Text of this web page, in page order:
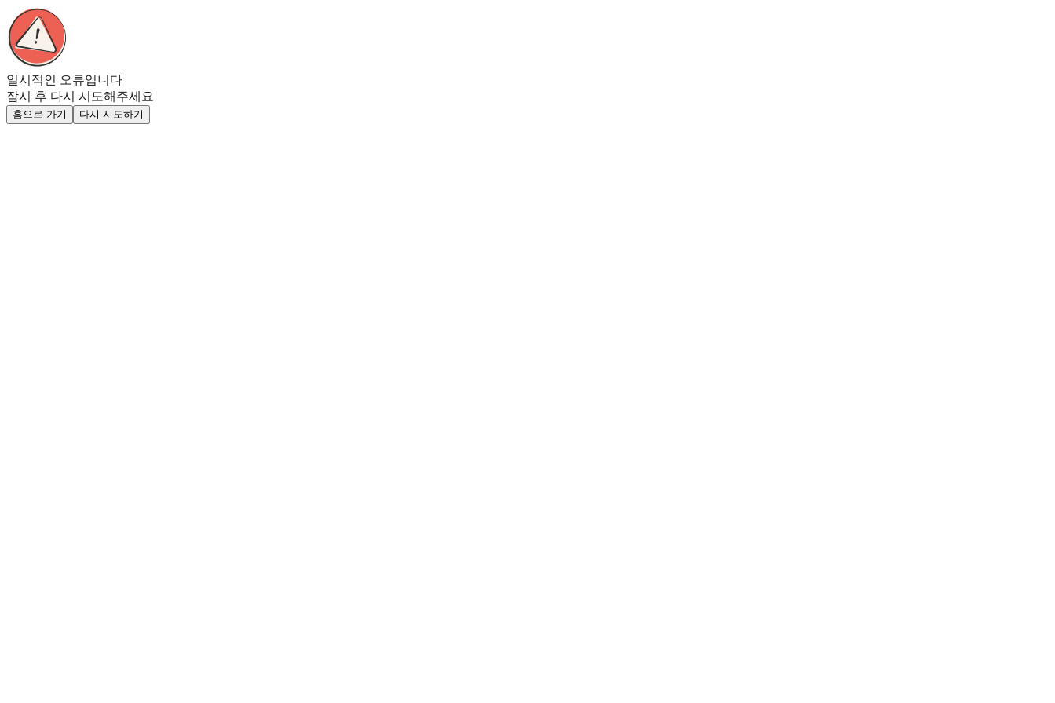
일시적인 오류입니다
잠시 후 다시 시도해주세요
홈으로 가기 다시 시도하기